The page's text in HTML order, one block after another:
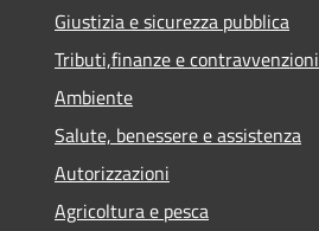
Giustizia e sicurezza pubblica
Tributi,finanze e contravvenzioni
Ambiente
Salute, benessere e assistenza
Autorizzazioni
Agricoltura e pesca